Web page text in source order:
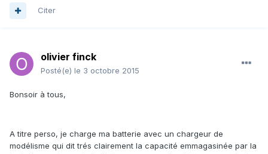
Citer
olivier finck
Posté(e) le 3 octobre 2015
Bonsoir à tous,
A titre perso, je charge ma batterie avec un chargeur de
modélisme qui dit trés clairement la capacité emmagasinée par la